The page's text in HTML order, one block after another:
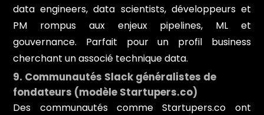
data engineers, data scientists, développeurs et
PM rompus aux enjeux pipelines, ML et
gouvernance. Parfait pour un profil business
cherchant un associé technique data.
9. Communautés Slack généralistes de
fondateurs (modèle Startupers.co)
Des communautés comme Startupers.co ont